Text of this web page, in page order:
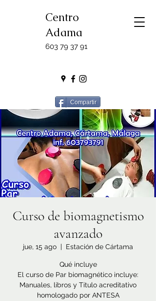
Centro
Adama
603 79 37 91
Compartir
Curso de biomagnetismo
avanzado
jue, 15 ago
  |
Estación de Cártama
Qué incluye
El curso de Par biomagnético incluye:
Manuales, libros y Titulo acreditativo
homologado por ANTESA